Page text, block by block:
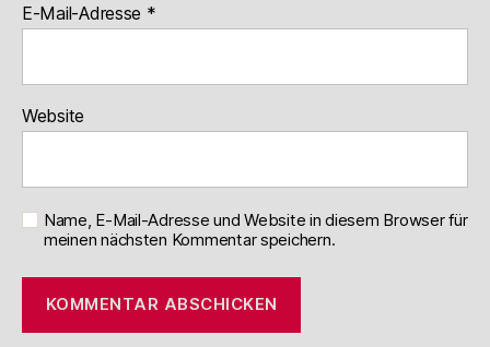
E-Mail-Adresse *
Website
Name, E-Mail-Adresse und Website in diesem Browser für
meinen nächsten Kommentar speichern.